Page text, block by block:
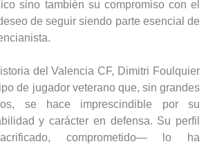
sino también su compromiso con el
de seguir siendo parte esencial de
del Valencia CF, Dimitri Foulquier
de jugador veterano que, sin grandes
se hace imprescindible por su
y carácter en defensa. Su perfil
comprometido— lo ha